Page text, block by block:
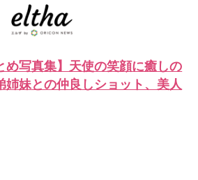
め写真集】天使の笑顔に癒しの
姉妹との仲良しショット、美人